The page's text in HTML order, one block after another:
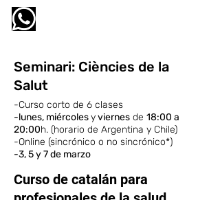
Seminari: Ciències de la
Salut
-Curso corto de 6 clases
-lunes, miércolesyviernes de 18:00 a
20:00h. (horario de Argentina y Chile)
-Online (sincrónico o no sincrónico*)
-3, 5 y 7 de marzo
Curso de catalán para